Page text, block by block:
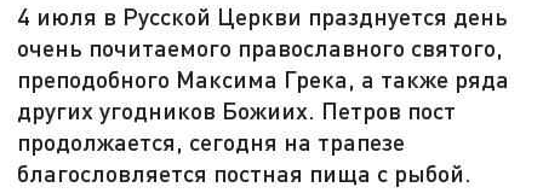
4 июля в Русской Церкви празднуется день
очень почитаемого православного святого,
преподобного Максима Грека, а также ряда
других угодников Божиих. Петров пост
продолжается, сегодня на трапезе
благословляется постная пища с рыбой.